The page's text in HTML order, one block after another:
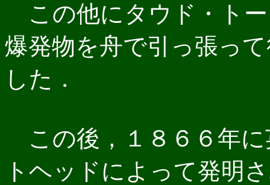
この他にタウド・ト
爆発物を舟で引っ張っ
した．
この後，１８６６年
トヘッドによって発明